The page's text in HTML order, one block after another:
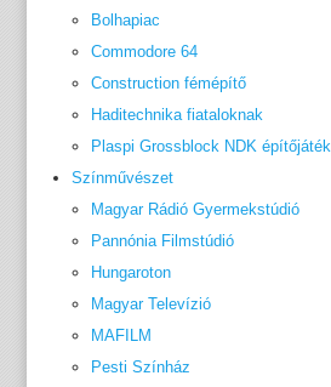
Bolhapiac
Commodore 64
Construction fémépítő
Haditechnika fiataloknak
Plaspi Grossblock NDK építőjáték
Színművészet
Magyar Rádió Gyermekstúdió
Pannónia Filmstúdió
Hungaroton
Magyar Televízió
MAFILM
Pesti Színház